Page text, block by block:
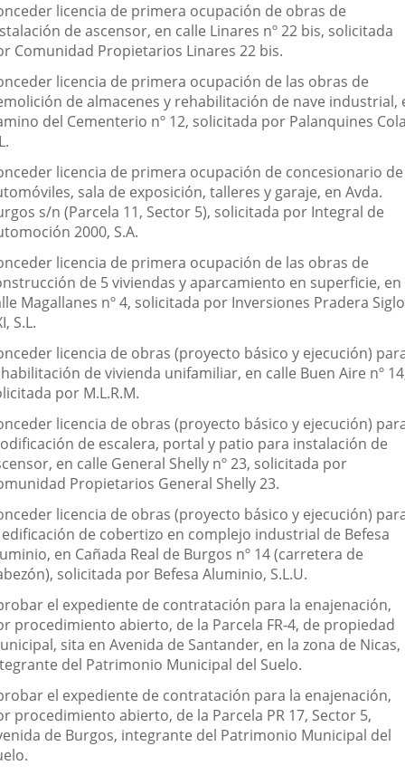
licencia de primera ocupación de obras de
de ascensor, en calle Linares nº 22 bis, solicitada
Comunidad Propietarios Linares 22 bis.
licencia de primera ocupación de las obras de
de almacenes y rehabilitación de nave industrial,
del Cementerio nº 12, solicitada por Palanquines
licencia de primera ocupación de concesionario de
sala de exposición, talleres y garaje, en Avda.
s/n (Parcela 11, Sector 5), solicitada por Integral de
2000, S.A.
licencia de primera ocupación de las obras de
de 5 viviendas y aparcamiento en superficie, en
Magallanes nº 4, solicitada por Inversiones Pradera Siglo
S.L.
licencia de obras (proyecto básico y ejecución)
de vivienda unifamiliar, en calle Buen Aire nº
por M.L.R.M.
licencia de obras (proyecto básico y ejecución)
de escalera, portal y patio para instalación de
en calle General Shelly nº 23, solicitada por
Propietarios General Shelly 23.
licencia de obras (proyecto básico y ejecución)
de cobertizo en complejo industrial de Befesa
en Cañada Real de Burgos nº 14 (carretera de
solicitada por Befesa Aluminio, S.L.U.
el expediente de contratación para la enajenación,
procedimiento abierto, de la Parcela FR-4, de propiedad
sita en Avenida de Santander, en la zona de Nicas,
del Patrimonio Municipal del Suelo.
el expediente de contratación para la enajenación,
procedimiento abierto, de la Parcela PR 17, Sector 5,
de Burgos, integrante del Patrimonio Municipal del